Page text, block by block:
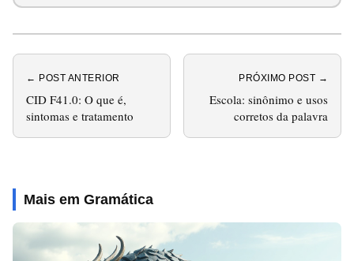
← POST ANTERIOR
CID F41.0: O que é,
sintomas e tratamento
PRÓXIMO POST →
Escola: sinônimo e usos
corretos da palavra
Mais em Gramática